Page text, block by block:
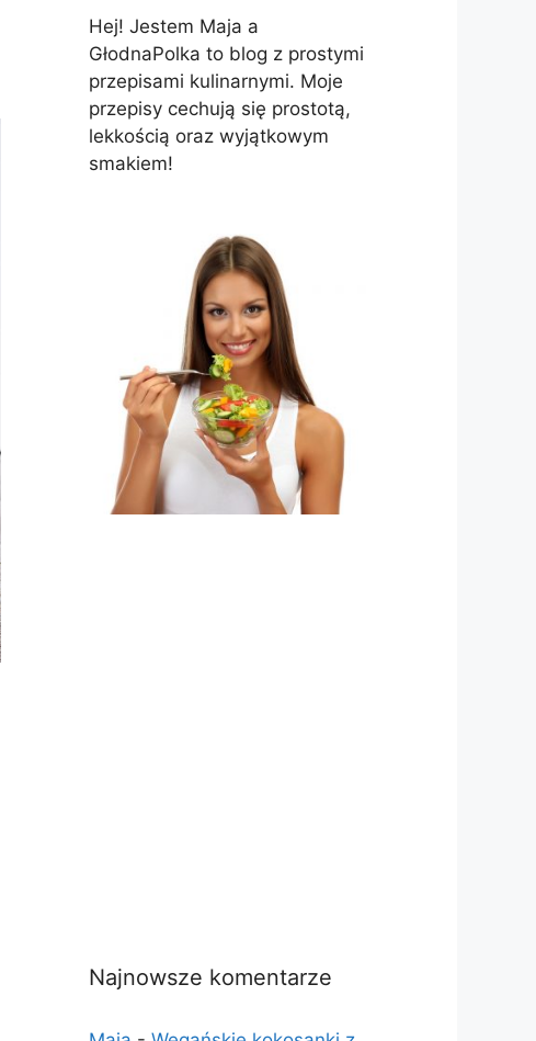
Hej! Jestem Maja a
GłodnaPolka to blog z prostymi
przepisami kulinarnymi. Moje
przepisy cechują się prostotą,
lekkością oraz wyjątkowym
smakiem!
Najnowsze komentarze